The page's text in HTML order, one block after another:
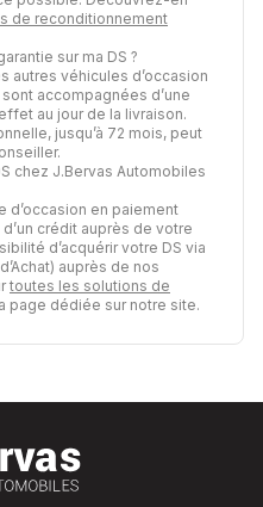
de reconditionnement
sur ma DS ?
autres véhicules d’occasion
accompagnées d’une
au jour de la livraison.
jusqu’à 72 mois, peut
chez J.Bervas Automobiles
d’occasion en paiement
crédit auprès de votre
d’acquérir votre DS via
auprès de nos
toutes les solutions de
page dédiée sur notre site.